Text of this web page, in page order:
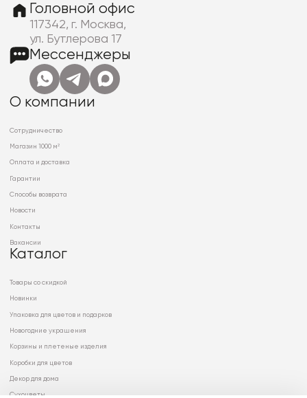
Головной офис
117342, г. Москва,
ул. Бутлерова 17
Мессенджеры
О компании
Сотрудничество
Магазин 1000 м²
Оплата и доставка
Гарантии
Способы возврата
Новости
Контакты
Вакансии
Каталог
Товары со скидкой
Новинки
Упаковка для цветов и подарков
Новогодние украшения
Корзины и плетеные изделия
Коробки для цветов
Декор для дома
Сухоцветы